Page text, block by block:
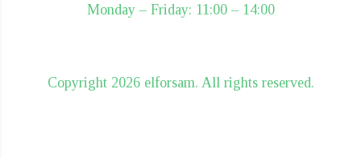
Monday – Friday: 11:00 – 14:00
Сopyright 2026 elforsam. All rights reserved.